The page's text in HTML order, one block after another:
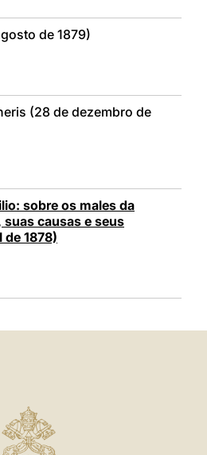
de 1879)
(28 de dezembro de
sobre os males da
causas e seus
de 1878)